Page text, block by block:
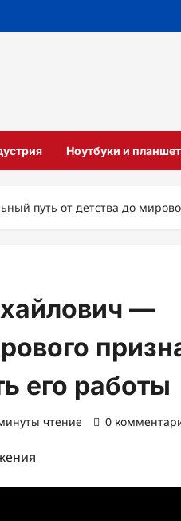
Ноутбуки и
путь от детства до
—
его работы
чтение 0